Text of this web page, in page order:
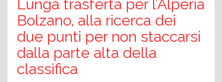
Lunga trasferta per l’Alperia
Bolzano, alla ricerca dei
due punti per non staccarsi
dalla parte alta della
classifica